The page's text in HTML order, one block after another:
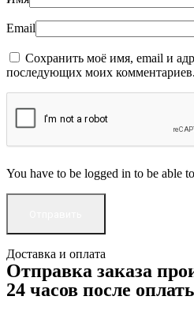
Email
Сохранить моё имя, email и
последующих моих комментариев.
You have to be logged in to be able
Доставка и оплата
Отправка заказа
24 часов после